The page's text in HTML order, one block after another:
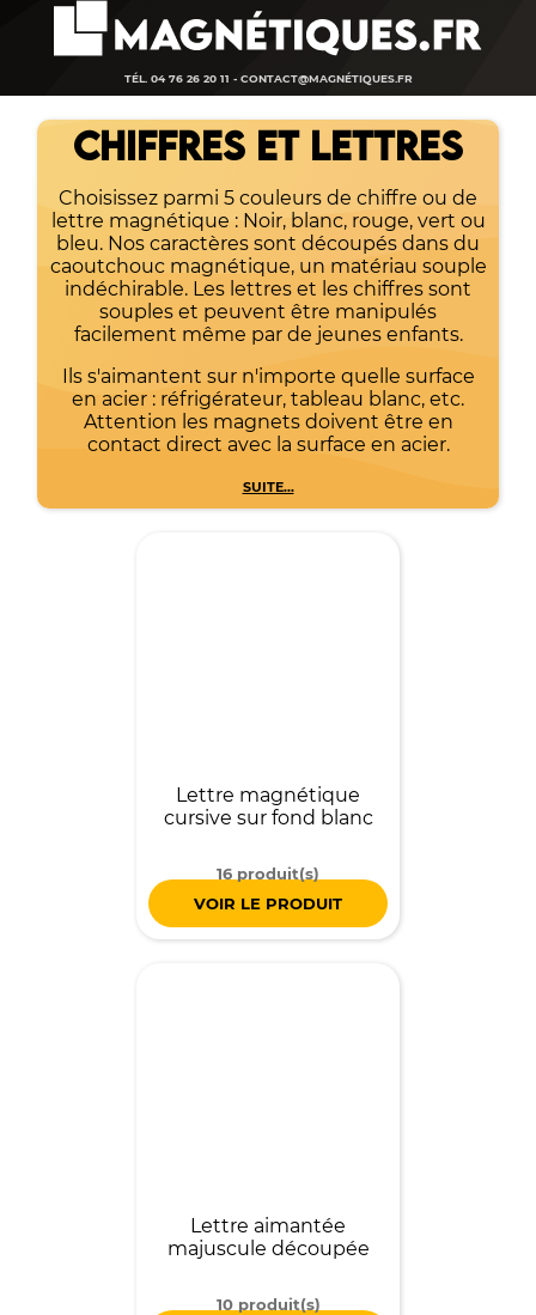
TÉL. 04 76 26 20 11 - CONTACT@MAGNÉTIQUES.FR
CHIFFRES ET LETTRES
Choisissez parmi 5 couleurs de chiffre ou de
lettre magnétique : Noir, blanc, rouge, vert ou
bleu. Nos caractères sont découpés dans du
caoutchouc magnétique, un matériau souple
indéchirable. Les lettres et les chiffres sont
souples et peuvent être manipulés
facilement même par de jeunes enfants.
Ils s'aimantent sur n'importe quelle surface
en acier : réfrigérateur, tableau blanc, etc.
Attention les magnets doivent être en
contact direct avec la surface en acier.
SUITE...
Lettre magnétique
cursive sur fond blanc
16 produit(s)
VOIR LE PRODUIT
Lettre aimantée
majuscule découpée
10 produit(s)